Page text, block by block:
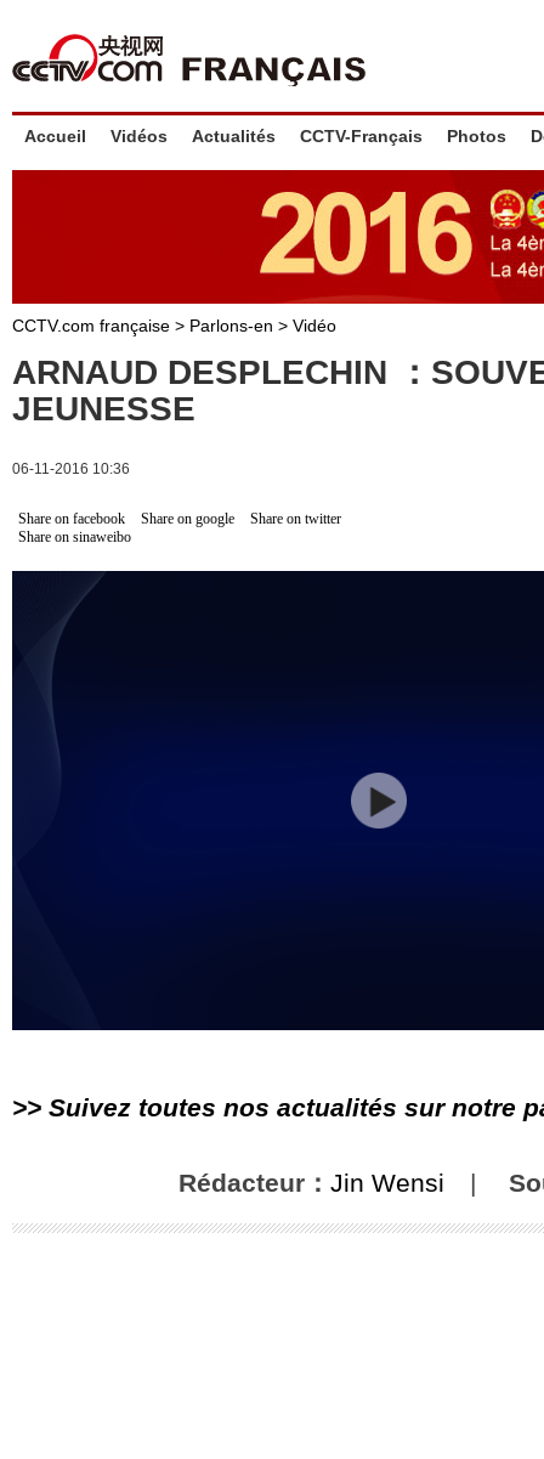
Accueil Vidéos Actualités CCTV-Français Photos
CCTV.com française > Parlons-en > Vidéo
ARNAUD DESPLECHIN ：
JEUNESSE
06-11-2016 10:36
Share on facebook Share on google
Share on twitter
Share on sinaweibo
>> Suivez toutes nos actualités sur notre
Rédacteur： Jin Wensi |